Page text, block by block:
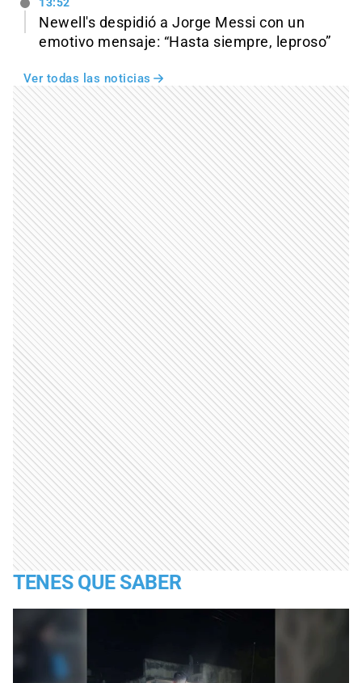
Newell's despidió a Jorge Messi con un
emotivo mensaje: “Hasta siempre, leproso”
Ver todas las noticias
TENES QUE SABER